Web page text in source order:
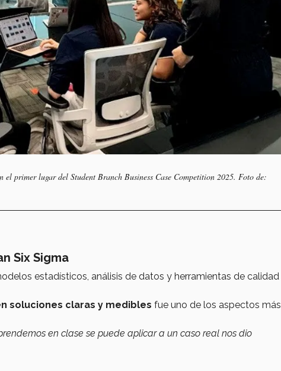
primer lugar del Student Branch Business Case Competition 2025. Foto de:
Six Sigma
estadísticos, análisis de datos y herramientas de calidad
soluciones claras y medibles fue uno de los aspectos más
en clase se puede aplicar a un caso real nos dio